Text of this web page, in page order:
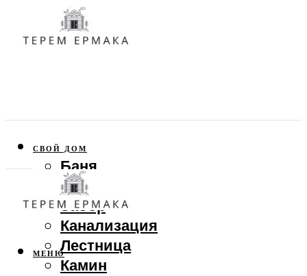
СВОЙ ДОМ
Баня
Веранда
Забор
Канализация
Лестница
Камин
МЕНЮ